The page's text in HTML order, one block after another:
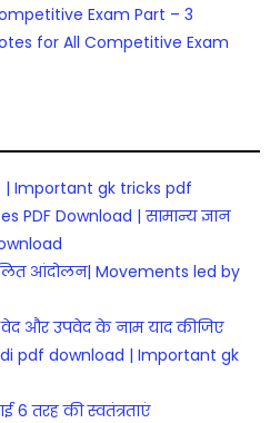
Exam Part – 3
for All Competitive Exam
| Important gk tricks pdf
PDF Download | सामान्य ज्ञान
आंदोलन| Movements led by
और उपवेद के नाम याद कीजिए
pdf download | Important gk
6 तरह की स्वतंत्रताएं